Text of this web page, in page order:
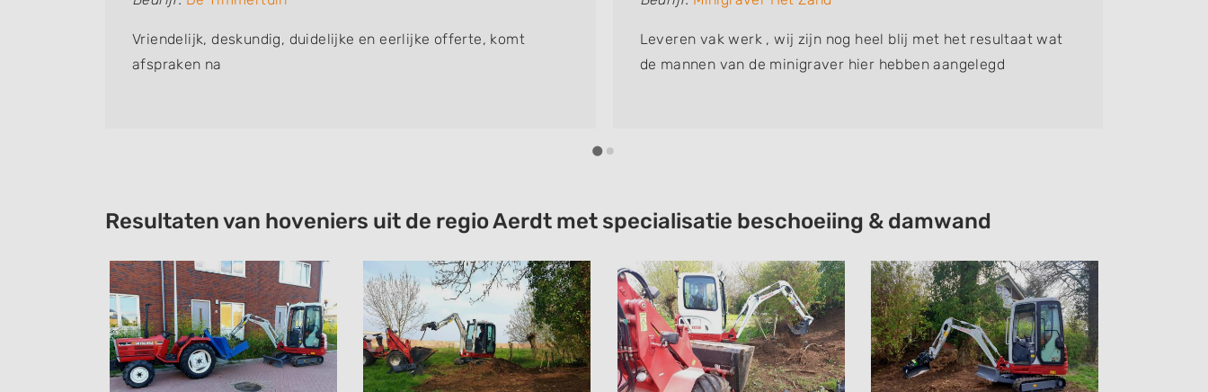
Vriendelijk, deskundig, duidelijke en eerlijke offerte, komt
afspraken na
Leveren vak werk , wij zijn nog heel blij met het resultaat wat
de mannen van de minigraver hier hebben aangelegd
Resultaten van hoveniers uit de regio Aerdt met specialisatie beschoeiing & damwand